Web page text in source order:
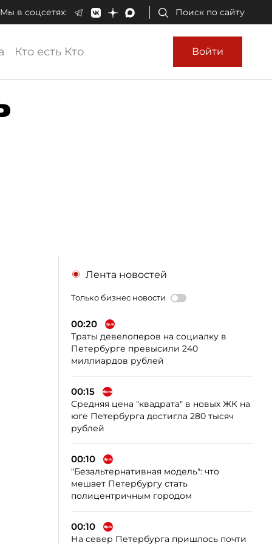
Мы в соцсетях: Поиск по сайту
Кто есть Кто Войти
Лента новостей
Только бизнес новости
00:20
Траты девелоперов на социалку в
Петербурге превысили 240
миллиардов рублей
00:15
Средняя цена "квадрата" в новых ЖК на
юге Петербурга достигла 280 тысяч
рублей
00:10
"Безальтернативная модель": что
мешает Петербургу стать
полицентричным городом
00:10
На север Петербурга пришлось почти